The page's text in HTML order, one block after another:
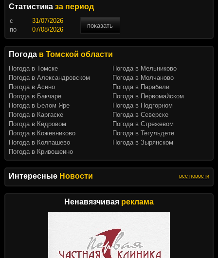
Интересные Новости все новости
Ненавязчивая реклама
Статистика за период
c
показать
по
Погода в Томской области
Погода в Томске
Погода в Александровском
Погода в Асино
Погода в Бакчаре
Погода в Белом Яре
Погода в Каргаске
Погода в Кедровом
Погода в Кожевниково
Погода в Колпашево
Погода в Кривошеино
Погода в Мельниково
Погода в Молчаново
Погода в Парабели
Погода в Первомайском
Погода в Подгорном
Погода в Северске
Погода в Стрежевом
Погода в Тегульдете
Погода в Зырянском